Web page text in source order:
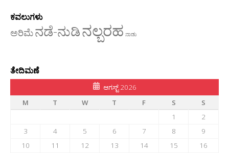
ಕವಲುಗಳು
ಅರಿಮೆನಡೆ-ನುಡಿನಲ್ಬರಹ ನಾಡು
ತೇದಿಮಣೆ
ಆಗಸ್ಟ್ 2026
M
T W T F S
S
1
2
3
4 5 6 7 8
9
10
11 12 13 14 15
16